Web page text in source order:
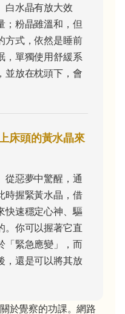
白水晶有放大效
；粉晶雖溫和，但
方式，依然是睡前
，單獨使用舒緩系
並放在枕頭下，會
床頭的黃水晶來
從惡夢中驚醒，通
時握緊黃水晶，借
快速穩定心神、驅
。你可以握著它直
「緊急應變」，而
，還是可以將其放
於覺察的功課。網路